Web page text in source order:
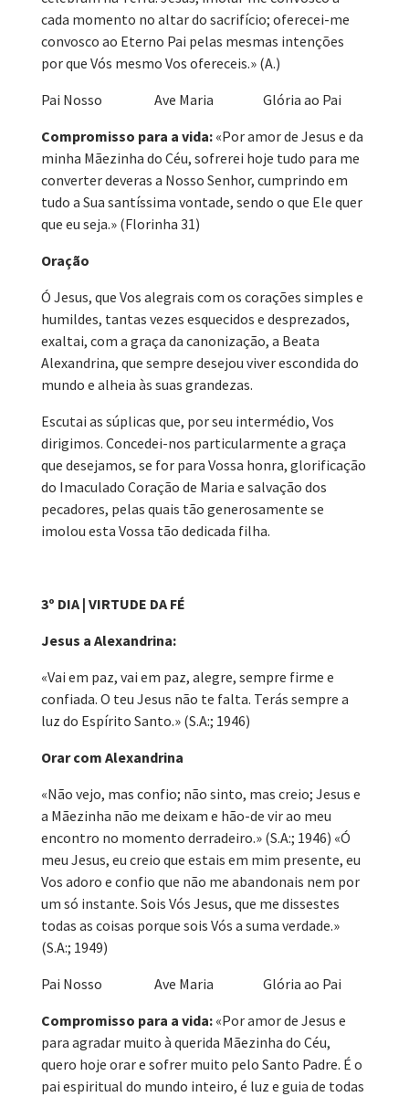
cada momento no altar do sacrifício; oferecei-me
convosco ao Eterno Pai pelas mesmas intenções
por que Vós mesmo Vos ofereceis.» (A.)
Pai Nosso Ave Maria Glória ao Pai
Compromisso para a vida:«Por amor de Jesus e da
minha Mãezinha do Céu, sofrerei hoje tudo para me
converter deveras a Nosso Senhor, cumprindo em
tudo a Sua santíssima vontade, sendo o que Ele quer
que eu seja.» (Florinha 31)
Oração
Ó Jesus, que Vos alegrais com os corações simples e
humildes, tantas vezes esquecidos e desprezados,
exaltai, com a graça da canonização, a Beata
Alexandrina, que sempre desejou viver escondida do
mundo e alheia às suas grandezas.
Escutai as súplicas que, por seu intermédio, Vos
dirigimos. Concedei-nos particularmente a graça
que desejamos, se for para Vossa honra, glorificação
do Imaculado Coração de Maria e salvação dos
pecadores, pelas quais tão generosamente se
imolou esta Vossa tão dedicada filha.
3º DIA | VIRTUDE DA FÉ
Jesus a Alexandrina:
«Vai em paz, vai em paz, alegre, sempre firme e
confiada. O teu Jesus não te falta. Terás sempre a
luz do Espírito Santo.» (S.A:; 1946)
Orar com Alexandrina
«Não vejo, mas confio; não sinto, mas creio; Jesus e
a Mãezinha não me deixam e hão-de vir ao meu
encontro no momento derradeiro.» (S.A:; 1946) «Ó
meu Jesus, eu creio que estais em mim presente, eu
Vos adoro e confio que não me abandonais nem por
um só instante. Sois Vós Jesus, que me dissestes
todas as coisas porque sois Vós a suma verdade.»
(S.A:; 1949)
Pai Nosso Ave Maria Glória ao Pai
Compromisso para a vida:«Por amor de Jesus e
para agradar muito à querida Mãezinha do Céu,
quero hoje orar e sofrer muito pelo Santo Padre. É o
pai espiritual do mundo inteiro, é luz e guia de todas